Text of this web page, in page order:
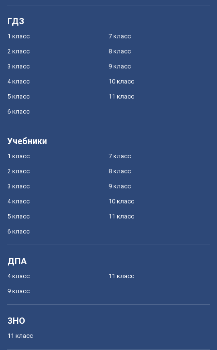
ГДЗ
1 класс
2 класс
3 класс
4 класс
5 класс
6 класс
7 класс
8 класс
9 класс
10 класс
11 класс
Учебники
1 класс
2 класс
3 класс
4 класс
5 класс
6 класс
7 класс
8 класс
9 класс
10 класс
11 класс
ДПА
4 класс
9 класс
11 класс
ЗНО
11 класс